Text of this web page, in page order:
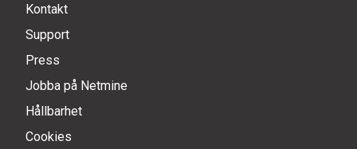
Kontakt
Support
Press
Jobba på Netmine
Hållbarhet
Cookies